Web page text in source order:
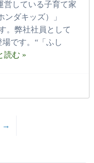
営している子育て家
ンダキッズ）」
。弊社社員として
です。“「ふし
読む »
→